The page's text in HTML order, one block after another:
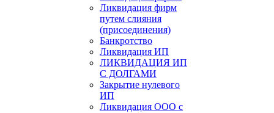
Ликвидация фирм
путем слияния
(присоединения)
Банкротство
Ликвидация ИП
ЛИКВИДАЦИЯ ИП
С ДОЛГАМИ
Закрытие нулевого
ИП
Ликвидация ООО с